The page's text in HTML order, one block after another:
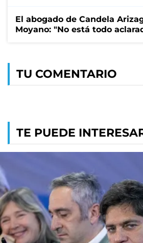
El abogado de Candela
Moyano: "No está todo
TU COMENTARIO
TE PUEDE